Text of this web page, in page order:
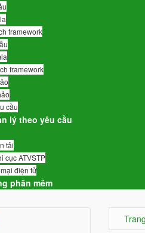
framework
framework
cầu
lý theo yêu cầu
tải
cục ATVSTP
điện tử
phần mềm